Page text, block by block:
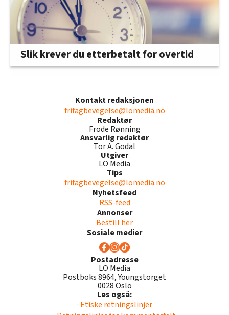
Slik krever du etterbetalt for overtid
Kontakt redaksjonen
frifagbevegelse@lomedia.no
Redaktør
Frode Rønning
Ansvarlig redaktør
Tor A. Godal
Utgiver
LO Media
Tips
frifagbevegelse@lomedia.no
Nyhetsfeed
RSS-feed
Annonser
Bestill her
Sosiale medier
Postadresse
LO Media
Postboks 8964, Youngstorget
0028 Oslo
Les også:
· Etiske retningslinjer